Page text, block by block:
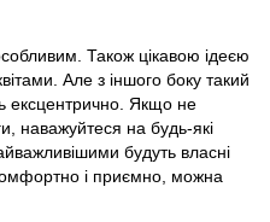
Також цікавою ідеєю
Але з іншого боку такий
ексцентрично. Якщо не
наважуйтеся на будь-які
будуть власні
і приємно, можна